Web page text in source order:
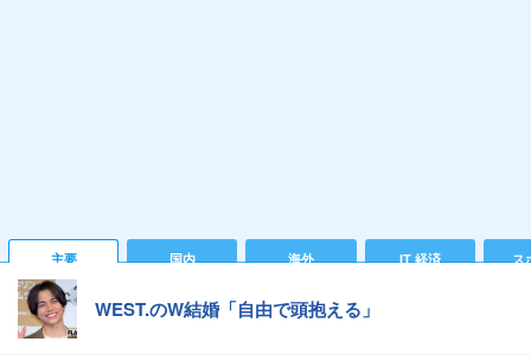
主要 国内 海外 IT 経済 ス
WEST.のW結婚「自由で頭抱える」